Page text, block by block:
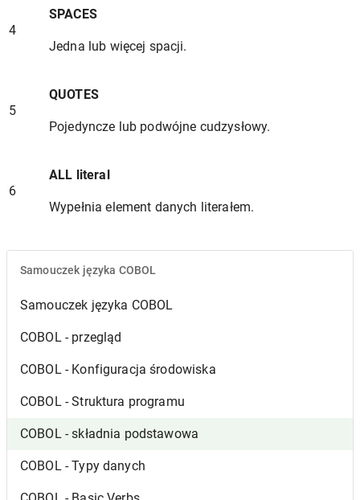
4
SPACES
Jedna lub więcej spacji.
5
QUOTES
Pojedyncze lub podwójne cudzysłowy.
6
ALL literal
Wypełnia element danych literałem.
Samouczek języka COBOL
Samouczek języka COBOL
COBOL - przegląd
COBOL - Konfiguracja środowiska
COBOL - Struktura programu
COBOL - składnia podstawowa
COBOL - Typy danych